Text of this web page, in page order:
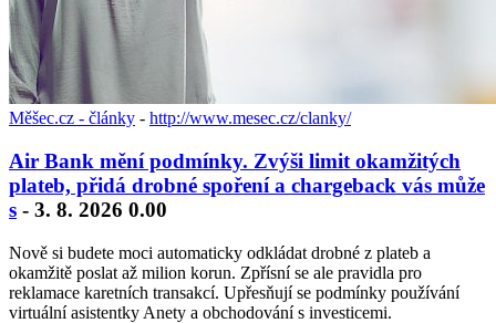
Měšec.cz - články - http://www.mesec.cz/clanky/
Air Bank mění podmínky. Zvýši limit okamžitých
plateb, přidá drobné spoření a chargeback vás může
s - 3. 8. 2026 0.00
Nově si budete moci automaticky odkládat drobné z plateb a
okamžitě poslat až milion korun. Zpřísní se ale pravidla pro
reklamace karetních transakcí. Upřesňují se podmínky používání
virtuální asistentky Anety a obchodování s investicemi.